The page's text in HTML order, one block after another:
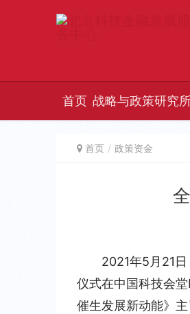
首页 战略与政策研究
首页 政策资金
2021年5月21
仪式在中国科技会
催生发展新动能》